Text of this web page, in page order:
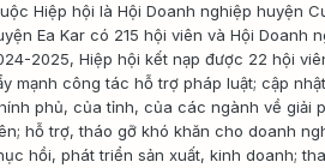
Hiệp hội là Hội Doanh nghiệp huyện
Ea Kar có 215 hội viên và Hội Doanh
2025, Hiệp hội kết nạp được 22 hội
mạnh công tác hỗ trợ pháp luật; cập
phủ, của tỉnh, của các ngành về giải
hỗ trợ, tháo gỡ khó khăn cho doanh
hồi, phát triển sản xuất, kinh doanh;